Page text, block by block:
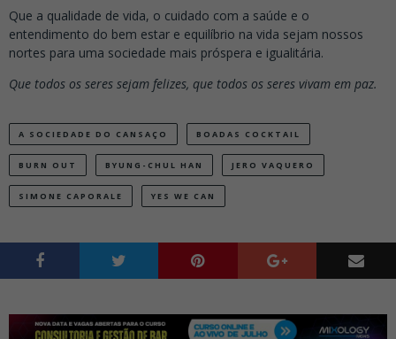
Que a qualidade de vida, o cuidado com a saúde e o
entendimento do bem estar e equilíbrio na vida sejam nossos
nortes para uma sociedade mais próspera e igualitária.
Que todos os seres sejam felizes, que todos os seres vivam em paz.
A SOCIEDADE DO CANSAÇO BOADAS COCKTAIL
BURN OUT BYUNG-CHUL HAN JERO VAQUERO
SIMONE CAPORALE YES WE CAN